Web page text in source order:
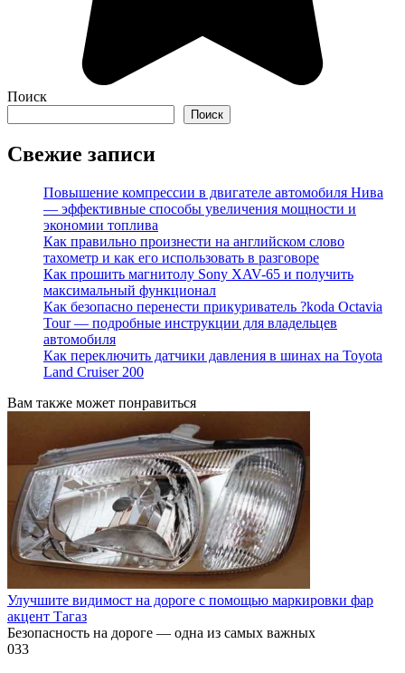
Поиск
Поиск
Свежие записи
Повышение компрессии в двигателе автомобиля Нива
— эффективные способы увеличения мощности и
экономии топлива
Как правильно произнести на английском слово
тахометр и как его использовать в разговоре
Как прошить магнитолу Sony XAV-65 и получить
максимальный функционал
Как безопасно перенести прикуриватель ?koda Octavia
Tour — подробные инструкции для владельцев
автомобиля
Как переключить датчики давления в шинах на Toyota
Land Cruiser 200
Вам также может понравиться
Улучшите видимост на дороге с помощью маркировки фар
акцент Тагаз
Безопасность на дороге — одна из самых важных
033